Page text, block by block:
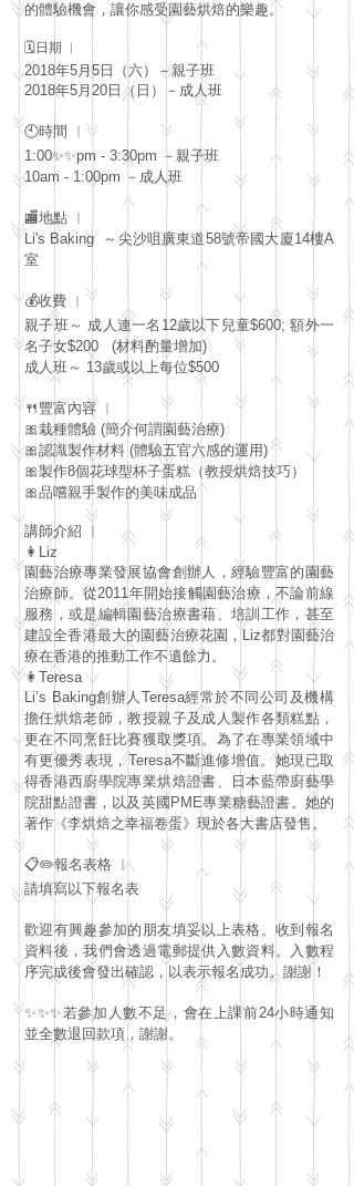
的體驗機會，讓你感受園藝烘焙的樂趣。
🗓️日期 ︳
2018年5月5日（六）－親子班
2018年5月20日（日）－成人班
🕙時間 ︳
1:00✨✨pm - 3:30pm －親子班
10am - 1:00pm －成人班
🏬地點 ︳
Li's Baking ～尖沙咀廣東道58號帝國大廈14樓A
室
💰收費 ︳
親子班～ 成人連一名12歲以下兒童$600; 額外一
名子女$200 (材料酌量增加)
成人班～ 13歲或以上每位$500
🍴豐富內容 ︳
🎀栽種體驗 (簡介何謂園藝治療)
🎀認識製作材料 (體驗五官六感的運用)
🎀製作8個花球型杯子蛋糕（教授烘焙技巧）
🎀品嚐親手製作的美味成品
講師介紹 ︳
👩Liz
園藝治療專業發展協會創辦人，經驗豐富的園藝
治療師。從2011年開始接觸園藝治療，不論前線
服務，或是編輯園藝治療書藉、培訓工作，甚至
建設全香港最大的園藝治療花園，Liz都對園藝治
療在香港的推動工作不遺餘力。
👩Teresa
Li’s Baking創辦人Teresa經常於不同公司及機構
擔任烘焙老師，教授親子及成人製作各類糕點，
更在不同烹飪比賽獲取獎項。為了在專業領域中
有更優秀表現，Teresa不斷進修增值。她現已取
得香港西廚學院專業烘焙證書、日本藍帶廚藝學
院甜點證書，以及英國PME專業糖藝證書。她的
著作《李烘焙之幸福卷蛋》現於各大書店發售。
📋✏️報名表格 ︳
請填寫以下報名表
歡迎有興趣參加的朋友填妥以上表格。收到報名
資料後，我們會透過電郵提供入數資料。入數程
序完成後會發出確認，以表示報名成功。謝謝！
✨✨✨若參加人數不足，會在上課前24小時通知
並全數退回款項，謝謝。